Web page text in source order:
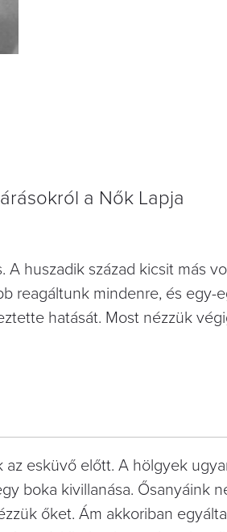
a Nők Lapja
huszadik század kicsit más
reagáltunk mindenre, és egy-
hatását. Most nézzük
esküvő előtt. A hölgyek
boka kivillanása. Ősanyáink
őket. Ám akkoriban